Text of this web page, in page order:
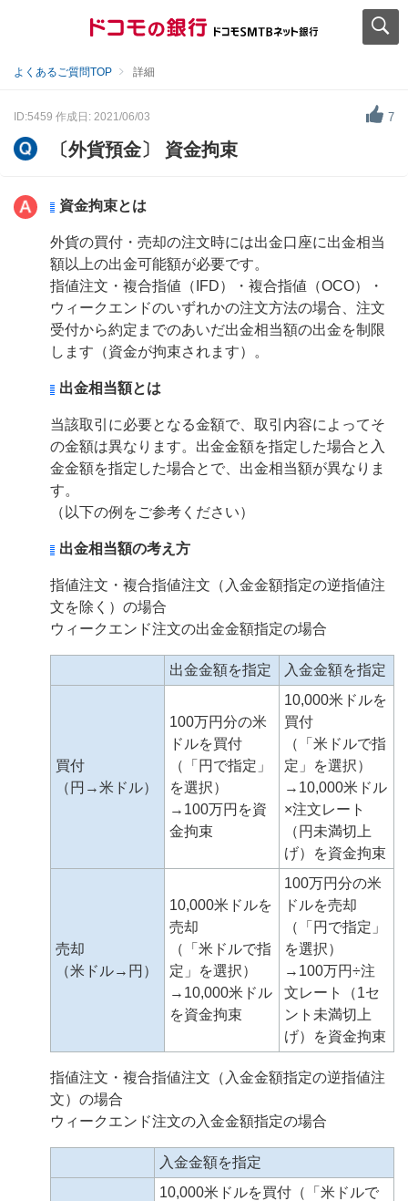
よくあるご質問TOP 詳細
ID:5459 作成日: 2021/06/03 7
〔外貨預金〕 資金拘束
資金拘束とは
外貨の買付・売却の注文時には出金口座に出金相当
額以上の出金可能額が必要です。
指値注文・複合指値（IFD）・複合指値（OCO）・
ウィークエンドのいずれかの注文方法の場合、注文
受付から約定までのあいだ出金相当額の出金を制限
します（資金が拘束されます）。
出金相当額とは
当該取引に必要となる金額で、取引内容によってそ
の金額は異なります。出金金額を指定した場合と入
金金額を指定した場合とで、出金相当額が異なりま
す。
（以下の例をご参考ください）
出金相当額の考え方
指値注文・複合指値注文（入金金額指定の逆指値注
文を除く）の場合
ウィークエンド注文の出金金額指定の場合
出金金額を指定 入金金額を指定
買付
（円→米ドル）
100万円分の米
ドルを買付
（「円で指定」
を選択）
→100万円を資
金拘束
10,000米ドルを
買付
（「米ドルで指
定」を選択）
→10,000米ドル
×注文レート
（円未満切上
げ）を資金拘束
売却
（米ドル→円）
10,000米ドルを
売却
（「米ドルで指
定」を選択）
→10,000米ドル
を資金拘束
100万円分の米
ドルを売却
（「円で指定」
を選択）
→100万円÷注
文レート（1セ
ント未満切上
げ）を資金拘束
指値注文・複合指値注文（入金金額指定の逆指値注
文）の場合
ウィークエンド注文の入金金額指定の場合
入金金額を指定
10,000米ドルを買付（「米ドルで